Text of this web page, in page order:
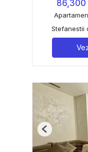
86,300
Stefanestii
Previous